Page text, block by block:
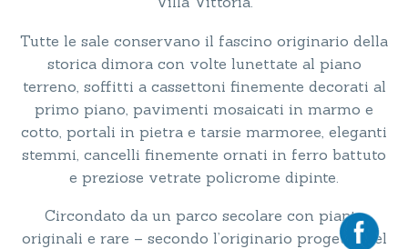
Tutte le sale conservano il fascino originario della
storica dimora con volte lunettate al piano
terreno, soffitti a cassettoni finemente decorati al
primo piano, pavimenti mosaicati in marmo e
cotto, portali in pietra e tarsie marmoree, eleganti
stemmi, cancelli finemente ornati in ferro battuto
e preziose vetrate policrome dipinte.
Circondato da un parco secolare con piante
originali e rare – secondo l’originario progetto del